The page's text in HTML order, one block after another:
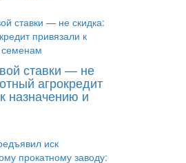
ставки — не
агрокредит
назначению и